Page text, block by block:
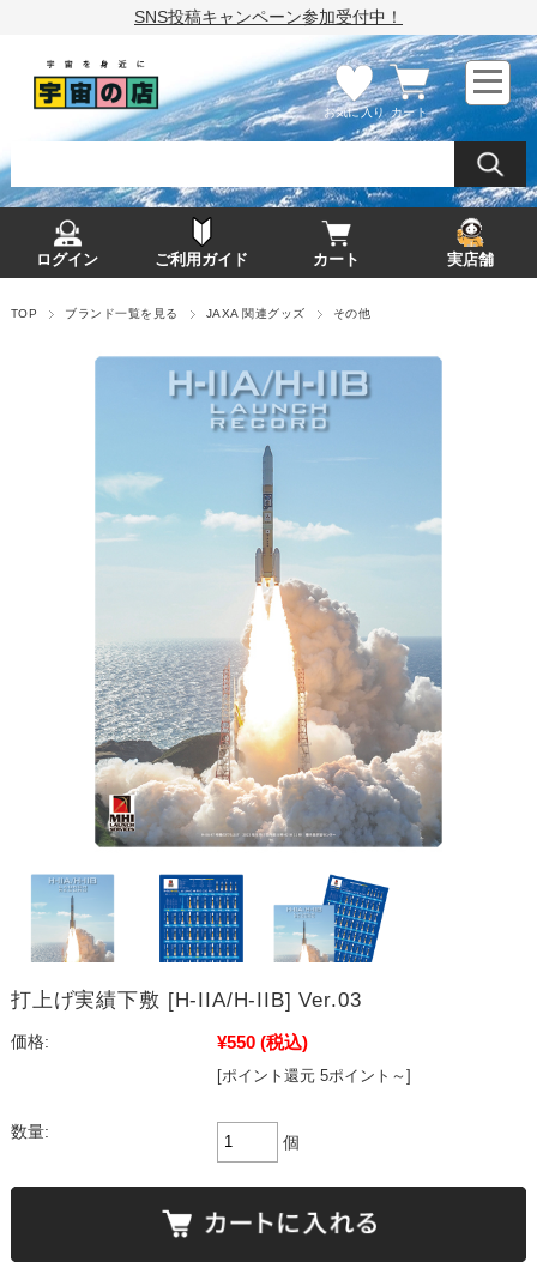
SNS投稿キャンペーン参加受付中！
お気に入り カート
ログイン ご利用ガイド カート 実店舗
TOP ブランド一覧を見る JAXA 関連グッズ その他
打上げ実績下敷 [H-IIA/H-IIB] Ver.03
価格: ¥550 (税込)
[ポイント還元 5ポイント～]
数量:
個